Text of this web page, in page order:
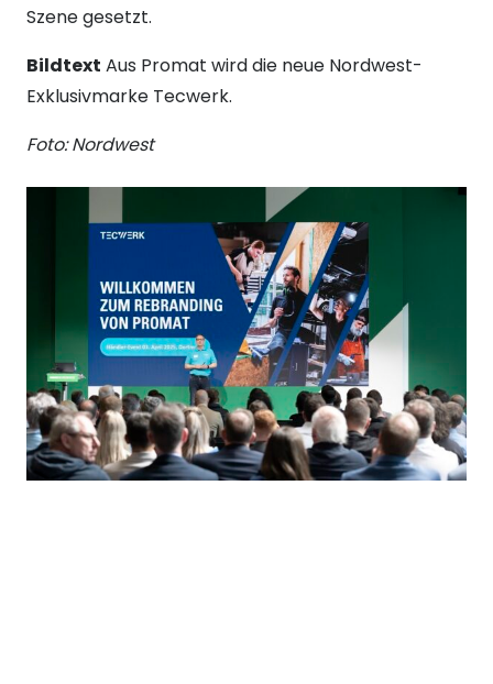
Szene gesetzt.
Bildtext Aus Promat wird die neue Nordwest-
Exklusivmarke Tecwerk.
Foto: Nordwest